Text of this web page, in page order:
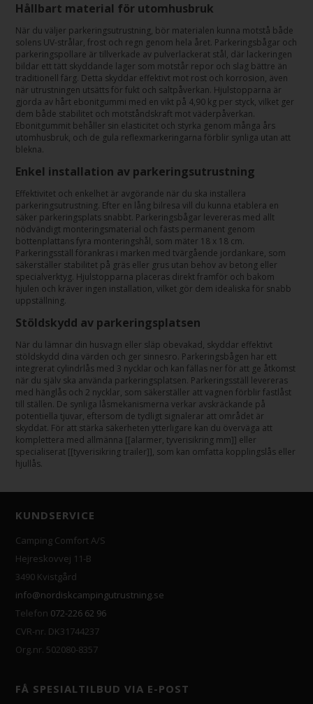
Hållbart material för utomhusbruk
När du väljer parkeringsutrustning, bör materialen kunna motstå både
solens UV-strålar, frost och regn genom hela året. Parkeringsbågar och
parkeringspollare är tillverkade av pulverlackerat stål, där lackeringen
bildar ett tätt skyddande lager som motstår repor och slag bättre än
traditionell färg. Detta skyddar effektivt mot rost och korrosion, även
när utrustningen utsätts för fukt och saltpåverkan. Hjulstopparna är
gjorda av hårt ebonitgummi med en vikt på 4,90 kg per styck, vilket ger
dem både stabilitet och motståndskraft mot väderpåverkan.
Ebonitgummit behåller sin elasticitet och styrka genom många års
utomhusbruk, och de gula reflexmarkeringarna förblir synliga utan att
blekna.
Enkel installation av parkeringsutrustning
Effektivitet och enkelhet är avgörande när du ska installera
parkeringsutrustning. Efter en lång bilresa vill du kunna etablera en
säker parkeringsplats snabbt. Parkeringsbågar levereras med allt
nödvändigt monteringsmaterial och fästs permanent genom
bottenplattans fyra monteringshål, som mäter 18 x 18 cm.
Parkeringsställ förankras i marken med tvärgående jordankare, som
säkerställer stabilitet på gräs eller grus utan behov av betong eller
specialverktyg. Hjulstopparna placeras direkt framför och bakom
hjulen och kräver ingen installation, vilket gör dem idealiska för snabb
uppställning.
Stöldskydd av parkeringsplatsen
När du lämnar din husvagn eller släp obevakad, skyddar effektivt
stöldskydd dina värden och ger sinnesro. Parkeringsbågen har ett
integrerat cylindrlås med 3 nycklar och kan fällas ner för att ge åtkomst
när du själv ska använda parkeringsplatsen. Parkeringsställ levereras
med hänglås och 2 nycklar, som säkerställer att vagnen förblir fastlåst
till ställen. De synliga låsmekanismerna verkar avskräckande på
potentiella tjuvar, eftersom de tydligt signalerar att området är
skyddat. För att stärka säkerheten ytterligare kan du överväga att
komplettera med allmänna [[alarmer, tyverisikring mm]] eller
specialiserat [[tyverisikring trailer]], som kan omfatta kopplingslås eller
hjullås.
KUNDSERVICE
Camping Comfort A/S
Hejreskovvej 11-B
3490 Kvistgård
info@nordiskcampingutrustning.se
Telefon 072-226 62 96
CVR-nr. DK31744237
Org.nr. 502080-8357
FÅ SPESIALTILBUD VIA E-POST